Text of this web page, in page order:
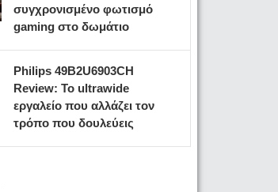
συγχρονισμένο φωτισμό
gaming στο δωμάτιο
Philips 49B2U6903CH
Review: Το ultrawide
εργαλείο που αλλάζει τον
τρόπο που δουλεύεις